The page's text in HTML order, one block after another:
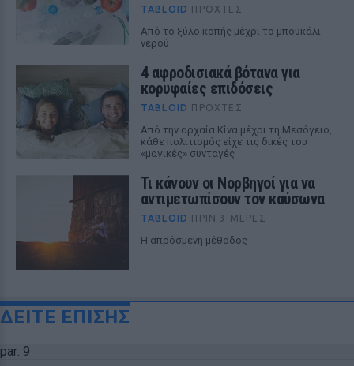
TABLOID ΠΡΟΧΤΈΣ
Από το ξύλο κοπής μέχρι το μπουκάλι
νερού
4 αφροδισιακά βότανα για
κορυφαίες επιδόσεις
TABLOID ΠΡΟΧΤΈΣ
Από την αρχαία Κίνα μέχρι τη Μεσόγειο,
κάθε πολιτισμός είχε τις δικές του
«μαγικές» συνταγές
Τι κάνουν οι Νορβηγοί για να
αντιμετωπίσουν τον καύσωνα
TABLOID ΠΡΙΝ 3 ΜΈΡΕΣ
Η απρόσμενη μέθοδος
ΔΕΙΤΕ ΕΠΙΣΗΣ
par: 9